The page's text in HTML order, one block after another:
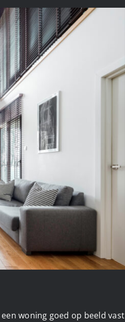
woning goed op beeld vast